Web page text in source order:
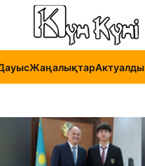
ЖаңалықтарАктуалды